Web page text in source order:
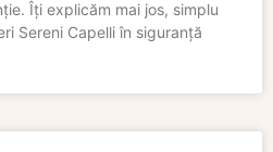
Îți explicăm mai jos, simplu
Sereni Capelli în siguranță